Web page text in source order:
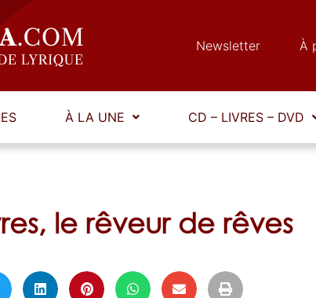
Newsletter À
À LA UNE CD – LIVRES – DVD
le rêveur de rêves